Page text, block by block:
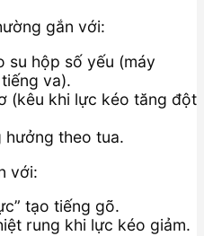
gắn với:
su hộp số yếu (máy
va).
(kêu khi lực kéo tăng đột
hưởng theo tua.
với:
tạo tiếng gõ.
rung khi lực kéo giảm.